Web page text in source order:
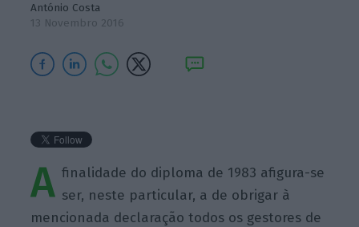
António Costa
13 Novembro 2016
A finalidade do diploma de 1983 afigura-se
ser, neste particular, a de obrigar à
mencionada declaração todos os gestores de